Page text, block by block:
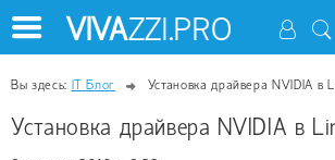
VIVAZZI.PRO
Вы здесь: IT Блог Установка драйвера NVIDIA в
Установка драйвера NVIDIA в